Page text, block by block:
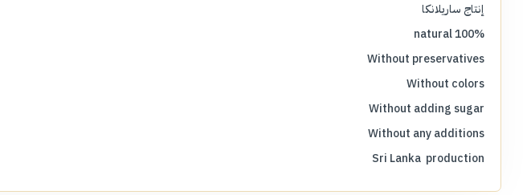
إنتاج ساريلانكا
100% natural
Without preservatives
Without colors
Without adding sugar
Without any additions
Sri Lanka production